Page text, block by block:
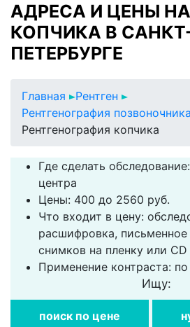
АДРЕСА И ЦЕНЫ
КОПЧИКА В
ПЕТЕРБУРГЕ
Главная
Рентген
Рентгенография позвоночника
Рентгенография копчика
Где сделать
центра
Цены: 400 до 2560 руб.
Что входит в цену:
расшифровка, письменное
снимков на пленку или CD
Применение контраста:
Ищу:
поиск по цене